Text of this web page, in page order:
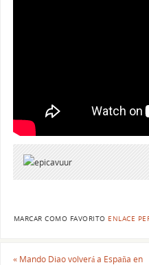
MARCAR COMO FAVORITO ENLACE
«Mando Diao volverá a España en